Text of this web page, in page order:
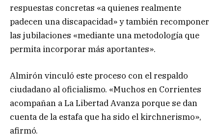
respuestas concretas «a quienes realmente
padecen una discapacidad» y también recomponer
las jubilaciones «mediante una metodología que
permita incorporar más aportantes».
Almirón vinculó este proceso con el respaldo
ciudadano al oficialismo. «Muchos en Corrientes
acompañan a La Libertad Avanza porque se dan
cuenta de la estafa que ha sido el kirchnerismo»,
afirmó.